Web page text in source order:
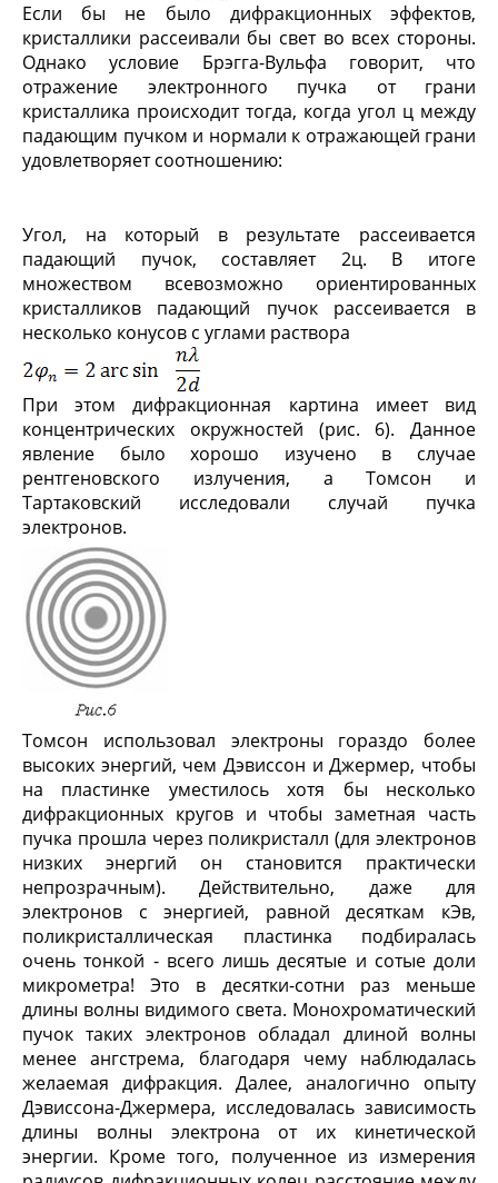
Если бы не было дифракционных эффектов,
кристаллики рассеивали бы свет во всех стороны.
Однако условие Брэгга-Вульфа говорит, что
отражение электронного пучка от грани
кристаллика происходит тогда, когда угол ц между
падающим пучком и нормали к отражающей грани
удовлетворяет соотношению:
Угол, на который в результате рассеивается
падающий пучок, составляет 2ц. В итоге
множеством всевозможно ориентированных
кристалликов падающий пучок рассеивается в
несколько конусов с углами раствора
При этом дифракционная картина имеет вид
концентрических окружностей (рис. 6). Данное
явление было хорошо изучено в случае
рентгеновского излучения, а Томсон и
Тартаковский исследовали случай пучка
электронов.
Томсон использовал электроны гораздо более
высоких энергий, чем Дэвиссон и Джермер, чтобы
на пластинке уместилось хотя бы несколько
дифракционных кругов и чтобы заметная часть
пучка прошла через поликристалл (для электронов
низких энергий он становится практически
непрозрачным). Действительно, даже для
электронов с энергией, равной десяткам кЭв,
поликристаллическая пластинка подбиралась
очень тонкой - всего лишь десятые и сотые доли
микрометра! Это в десятки-сотни раз меньше
длины волны видимого света. Монохроматический
пучок таких электронов обладал длиной волны
менее ангстрема, благодаря чему наблюдалась
желаемая дифракция. Далее, аналогично опыту
Дэвиссона-Джермера, исследовалась зависимость
длины волны электрона от их кинетической
энергии. Кроме того, полученное из измерения